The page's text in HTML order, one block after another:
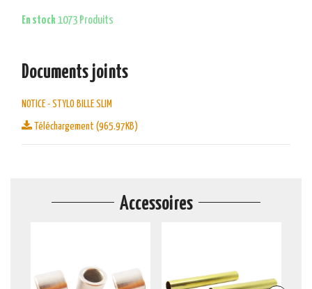
En stock 1073 Produits
Documents joints
NOTICE - STYLO BILLE SLIM
Téléchargement (965.97KB)
Accessoires